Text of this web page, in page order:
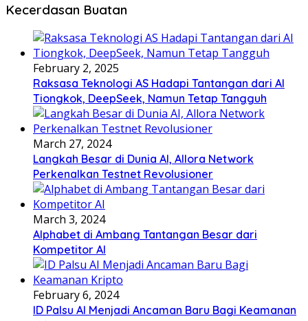
Kecerdasan Buatan
February 2, 2025
Raksasa Teknologi AS Hadapi Tantangan dari AI
Tiongkok, DeepSeek, Namun Tetap Tangguh
March 27, 2024
Langkah Besar di Dunia AI, Allora Network
Perkenalkan Testnet Revolusioner
March 3, 2024
Alphabet di Ambang Tantangan Besar dari
Kompetitor AI
February 6, 2024
ID Palsu AI Menjadi Ancaman Baru Bagi Keamanan